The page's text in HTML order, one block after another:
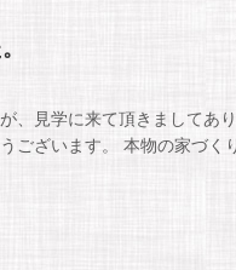
、見学に来て頂きましてあ
ございます。 本物の家づ